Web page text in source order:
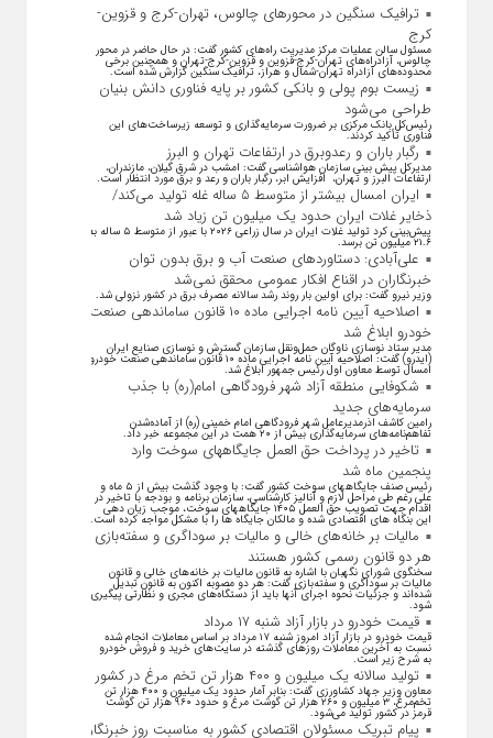
ترافیک سنگین در محورهای چالوس، تهران-کرج و قزوین-
کرج
مسئول سالن عملیات مرکز مدیریت راه‌های کشور گفت: در حال حاضر در محور
چالوس، آزادراه‌های تهران-کرج-قزوین و قزوین-کرج-تهران و همچنین برخی
محدوده‌های آزادراه تهران-شمال و هراز، ترافیک سنگین گزارش شده است.
زیست بوم پولی و بانکی کشور بر پایه فناوری دانش بنیان
طراحی می‌شود
رئیس‌کل بانک مرکزی بر ضرورت سرمایه‌گذاری و توسعه زیرساخت‌های این
فناوری تأکید کردند.
رگبار باران و رعدوبرق در ارتفاعات تهران و البرز
مدیرکل پیش بینی سازمان هواشناسی گفت: امشب در شرق گیلان، مازندران،
ارتفاعات البرز و تهران، افزایش ابر، رگبار باران و رعد و برق مورد انتظار است.
ایران امسال بیشتر از متوسط ۵ ساله غله تولید می‌کند/
ذخایر غلات ایران حدود یک میلیون تن زیاد شد
پیش‌بینی کرد تولید غلات ایران در سال زراعی ۲۰۲۶ با عبور از متوسط ۵ ساله به
۲۱.۶ میلیون تن برسد.
علی‌آبادی: دستاورد‌های صنعت آب و برق بدون توان
خبرنگاران در اقناع افکار عمومی محقق نمی‌شد
وزیر نیرو گفت: برای اولین بار روند رشد سالانه مصرف برق در کشور نزولی شد.
اصلاحیه آیین نامه اجرایی ماده ۱۰ قانون ساماندهی صنعت
خودرو ابلاغ شد
مدیر ستاد نوسازی ناوگان حمل‌ونقل سازمان گسترش و نوسازی صنایع ایران
(ایدرو) گفت: اصلاحیه آیین نامه اجرایی ماده ۱۰ قانون ساماندهی صنعت خودرو
امسال توسط معاون اول رئیس جمهور ابلاغ شد.
شکوفایی منطقه آزاد شهر فرودگاهی امام(ره) با جذب
سرمایه‌های جدید
رامین کاشف اذرمدیرعامل شهر فرودگاهی امام خمینی (ره) از آماده‌شدن
تفاهم‌نامه‌های سرمایه‌گذاری بیش از ۲۰ همت در این مجموعه خبر داد.
تاخیر در پرداخت حق العمل جایگاههای سوخت وارد
پنجمین ماه شد
رئیس صنف جایگاههای سوخت کشور گفت: با وجود گذشت بیش از ۵ ماه و
علی رغم طی مراحل لازم و آنالیز کارشناسی، سازمان برنامه و بودجه با تاخیر در
اقدام جهت تصویب حق العمل ۱۴۰۵ جایگاههای سوخت، موجب زیان دهی
این بنگاه های اقتصادی شده و مالکان جایگاه ها را با مشکل مواجه کرده است.
مالیات بر خانه‌های خالی و مالیات بر سوداگری و سفته‌بازی
هر دو قانون رسمی کشور هستند
سخنگوی شورای نگهبان با اشاره به قانون مالیات بر خانه‌های خالی و قانون
مالیات بر سوداگری و سفته‌بازی گفت: هر دو مصوبه اکنون به قانون تبدیل
شده‌اند و جزئیات نحوه اجرای آنها باید از دستگاه‌های مجری و نظارتی پیگیری
شود.
قیمت خودرو در بازار آزاد شنبه ۱۷ مرداد
قیمت خودرو در بازار آزاد امروز شنبه ۱۷ مرداد بر اساس معاملات انجام شده
نسبت به آخرین معاملات روز‌های گذشته در سایت‌های خرید و فروش خودرو
به شرح زیر است.
تولید سالانه یک میلیون و ۴۰۰ هزار تن تخم مرغ در کشور
معاون وزیر جهاد کشاورزی گفت: بنابر آمار حدود یک میلیون و ۴۰۰ هزار تن
تخم‌مرغ، ۳ میلیون و ۲۶۰ هزار تن گوشت مرغ و حدود ۹۶۰ هزار تن گوشت
قرمز در کشور تولید می‌شود.
پیام تبریک مسئولان اقتصادی کشور به مناسبت روز خبرنگار